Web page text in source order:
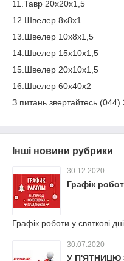
11.Тавр 20х20х1,5
12.Швелер 8х8х1
13.Швелер 10х8х1,5
14.Швелер 15х10х1,5
15.Швелер 20х10х1,5
16.Швелер 60х40х2
З питань звертайтесь
Інші новини рубрики
30.12.2020
Графік
Графік роботи у святкові дні
30.07.2020
У П'ЯТНИЦЮ